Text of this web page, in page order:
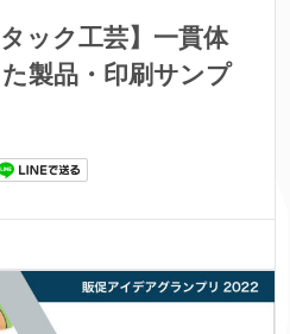
ック工芸】一貫体
製品・印刷サンプ